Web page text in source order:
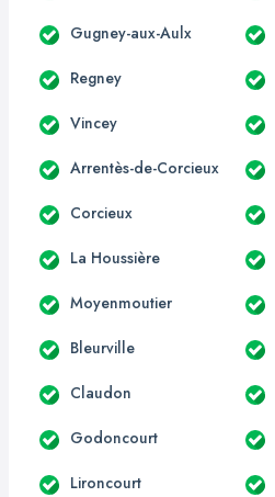
Gugney-aux-Aulx
Regney
Vincey
Arrentès-de-Corcieux
Corcieux
La Houssière
Moyenmoutier
Bleurville
Claudon
Godoncourt
Lironcourt